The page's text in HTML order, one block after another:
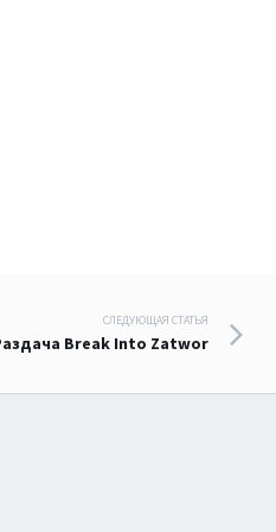
СЛЕДУЮЩАЯ СТАТЬЯ
Break Into Zatwor